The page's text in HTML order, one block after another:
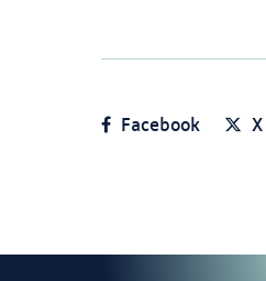
Facebook X